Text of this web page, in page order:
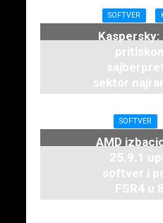
12.
SOFTVER
Kaspersky:
sektor
SOFTVER
AMD
25.9.1
softver i
FSR4 u